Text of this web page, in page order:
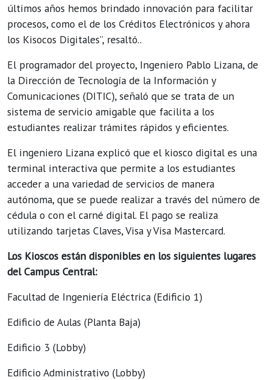
últimos años hemos brindado innovación para facilitar
procesos, como el de los Créditos Electrónicos y ahora
los Kisocos Digitales”, resaltó..
El programador del proyecto, Ingeniero Pablo Lizana, de
la Dirección de Tecnología de la Información y
Comunicaciones (DITIC), señaló que se trata de un
sistema de servicio amigable que facilita a los
estudiantes realizar trámites rápidos y eficientes.
El ingeniero Lizana explicó que el kiosco digital es una
terminal interactiva que permite a los estudiantes
acceder a una variedad de servicios de manera
autónoma, que se puede realizar a través del número de
cédula o con el carné digital. El pago se realiza
utilizando tarjetas Claves, Visa y Visa Mastercard.
Los Kioscos están disponibles en los siguientes lugares
del Campus Central:
Facultad de Ingeniería Eléctrica (Edificio 1)
Edificio de Aulas (Planta Baja)
Edificio 3 (Lobby)
Edificio Administrativo (Lobby)